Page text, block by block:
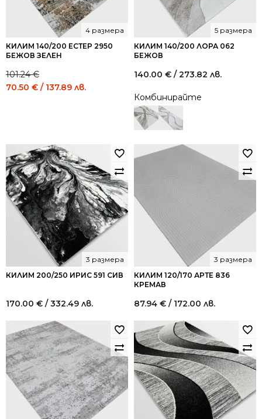
КИЛИМ 140/200 ЕСТЕР 2950
БЕЖОВ ЗЕЛЕН
4 размера
101.24€
Original
198.01
лв..
70.50 € / 137.89 лв.
137.89
лв..
КИЛИМ 140/200 ЛОРА 062
БЕЖОВ
5 размера
140.00 € / 273.82 лв.
Комбинирайте
КИЛИМ 200/250 ИРИС 591 СИВ
3 размера
170.00 € / 332.49 лв.
КИЛИМ 120/170 АРТЕ 836
КРЕМАВ
3 размера
87.94 € / 172.00 лв.